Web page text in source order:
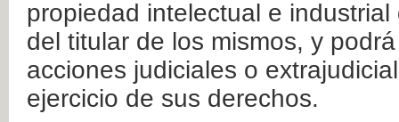
propiedad intelectual e
del titular de los mismos, y
acciones judiciales o
ejercicio de sus derechos.